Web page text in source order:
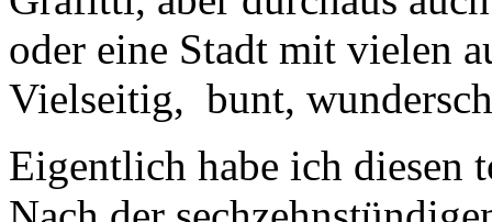
oder eine Stadt mit vielen
Vielseitig, bunt,
Eigentlich habe ich diesen